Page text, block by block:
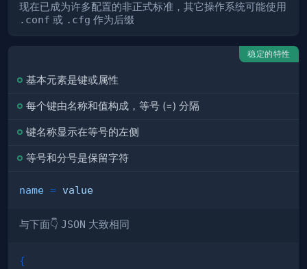
现在已成为许多配置的非正式标准，其它操作系统可能使用
.conf 或 .cfg 作为后缀
稳定的特性
基本元素是键或属性
每个键由名称和值构成，等号 (=) 分隔
键名称显示在等号的左侧
等号和分号是保留字符
name = value
与下面👇 JSON 大致相同
{